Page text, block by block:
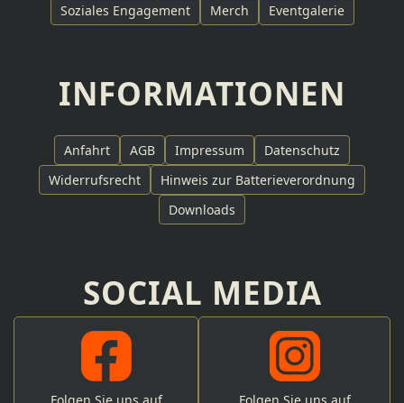
Soziales Engagement
Merch Eventgalerie
INFORMATIONEN
Anfahrt AGB Impressum
Datenschutz
Widerrufsrecht
Hinweis zur Batterieverordnung
Downloads
SOCIAL MEDIA